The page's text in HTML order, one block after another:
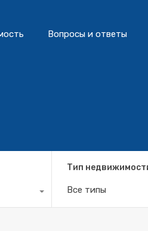
Вопросы и ответы
Тип
Все типы